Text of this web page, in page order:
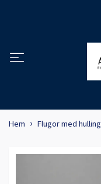
Hem Flugor med hulling